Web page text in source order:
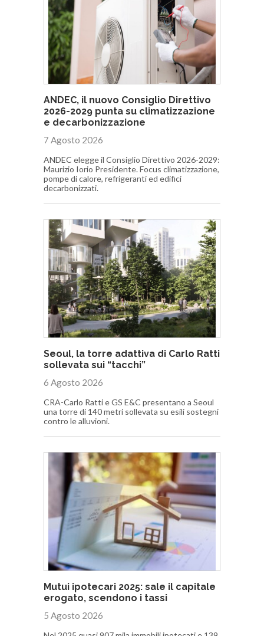
ANDEC, il nuovo Consiglio Direttivo
2026-2029 punta su climatizzazione
e decarbonizzazione
7 Agosto 2026
ANDEC elegge il Consiglio Direttivo 2026-2029:
Maurizio Iorio Presidente. Focus climatizzazione,
pompe di calore, refrigeranti ed edifici
decarbonizzati.
Seoul, la torre adattiva di Carlo Ratti
sollevata sui “tacchi”
6 Agosto 2026
CRA-Carlo Ratti e GS E&C presentano a Seoul
una torre di 140 metri sollevata su esili sostegni
contro le alluvioni.
Mutui ipotecari 2025: sale il capitale
erogato, scendono i tassi
5 Agosto 2026